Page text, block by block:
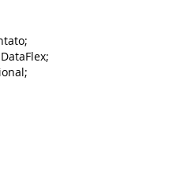
Controles Web em
Release Candidate
visualização e teste
adicionadas: